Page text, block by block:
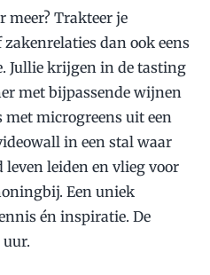
meer? Trakteer je
dan ook eens
Jullie krijgen in de tasting
met bijpassende wijnen
met microgreens uit een
in een stal waar
leven leiden en vlieg voor
Een uniek
én inspiratie. De